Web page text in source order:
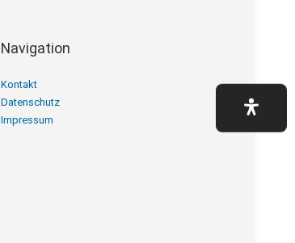
Navigation
Navigation
überspringen
Kontakt
Datenschutz
Impressum